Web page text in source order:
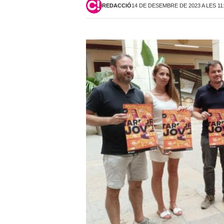
REDACCIÓ14 DE DESEMBRE DE 2023 A LES